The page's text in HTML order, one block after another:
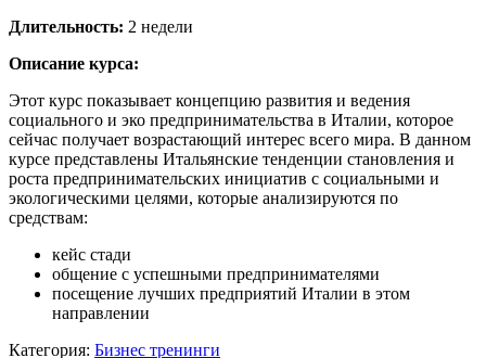
Длительность: 2 недели
Описание курса:
Этот курс показывает концепцию развития и ведения
социального и эко предпринимательства в Италии, которое
сейчас получает возрастающий интерес всего мира. В данном
курсе представлены Итальянские тенденции становления и
роста предпринимательских инициатив с социальными и
экологическими целями, которые анализируются по
средствам:
кейс стади
общение с успешными предпринимателями
посещение лучших предприятий Италии в этом
направлении
Категория: Бизнес тренинги